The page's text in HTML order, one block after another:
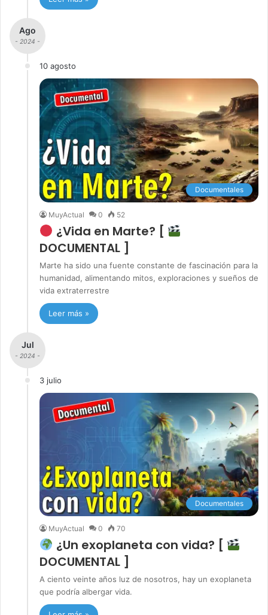
Ago
- 2024 -
10 agosto
Documentales
MuyActual 0 52
¿Vida en Marte? [
DOCUMENTAL ]
Marte ha sido una fuente constante de fascinación para la
humanidad, alimentando mitos, exploraciones y sueños de
vida extraterrestre
Leer más »
Jul
- 2024 -
3 julio
Documentales
MuyActual 0 70
¿Un exoplaneta con vida? [
DOCUMENTAL ]
A ciento veinte años luz de nosotros, hay un exoplaneta
que podría albergar vida.